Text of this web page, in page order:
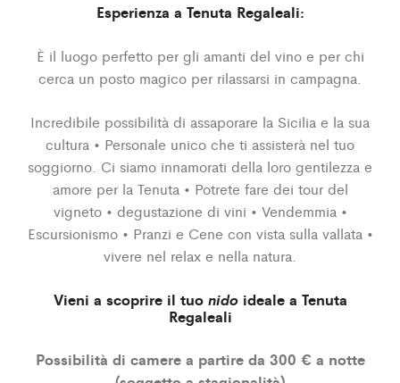
Esperienza a Tenuta Regaleali:
È il luogo perfetto per gli amanti del vino e per chi
cerca un posto magico per rilassarsi in campagna.
Incredibile possibilità di assaporare la Sicilia e la sua
cultura • Personale unico che ti assisterà nel tuo
soggiorno. Ci siamo innamorati della loro gentilezza e
amore per la Tenuta • Potrete fare dei tour del
vigneto • degustazione di vini • Vendemmia •
Escursionismo • Pranzi e Cene con vista sulla vallata •
vivere nel relax e nella natura.
Vieni a scoprire il tuo nidoideale a Tenuta
Regaleali
Possibilità di camere a partire da 300 € a notte